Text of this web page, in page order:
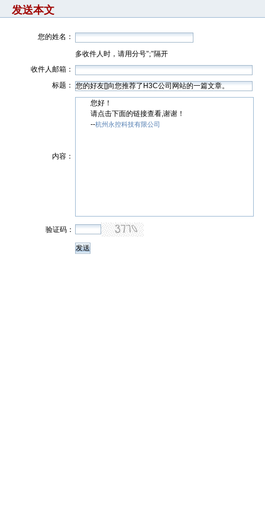
发送本文
您的姓名：
多收件人时，请用分号";"隔开
收件人邮箱：
标题：
内容：
您好！
请点击下面的链接查看,谢谢！
--杭州永控科技有限公司
验证码：